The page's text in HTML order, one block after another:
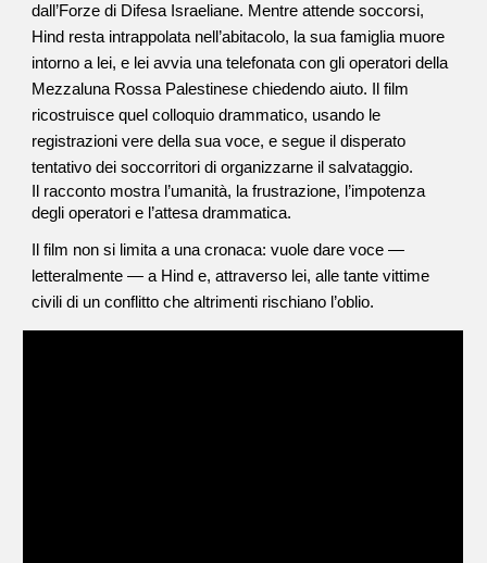
dall’Forze di Difesa Israeliane. Mentre attende soccorsi,
Hind resta intrappolata nell’abitacolo, la sua famiglia muore
intorno a lei, e lei avvia una telefonata con gli operatori della
Mezzaluna Rossa Palestinese chiedendo aiuto. Il film
ricostruisce quel colloquio drammatico, usando le
registrazioni vere della sua voce, e segue il disperato
tentativo dei soccorritori di organizzarne il salvataggio.
Il racconto mostra l’umanità, la frustrazione, l’impotenza
degli operatori e l’attesa drammatica.
Il film non si limita a una cronaca: vuole dare voce —
letteralmente — a Hind e, attraverso lei, alle tante vittime
civili di un conflitto che altrimenti rischiano l’oblio.